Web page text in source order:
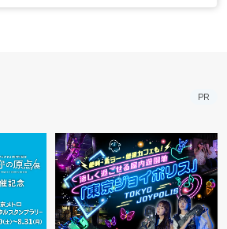
PR